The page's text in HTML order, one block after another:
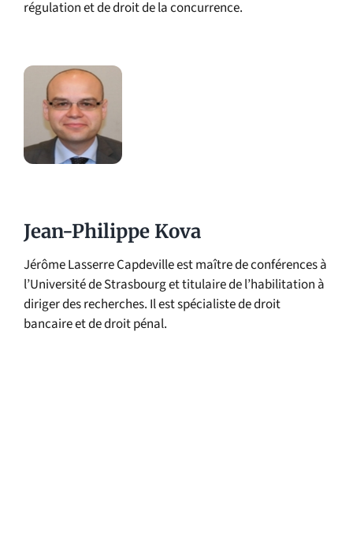
régulation et de droit de la concurrence.
Jean-Philippe Kova
Jérôme Lasserre Capdeville est maître de conférences à
l’Université de Strasbourg et titulaire de l’habilitation à
diriger des recherches. Il est spécialiste de droit
bancaire et de droit pénal.